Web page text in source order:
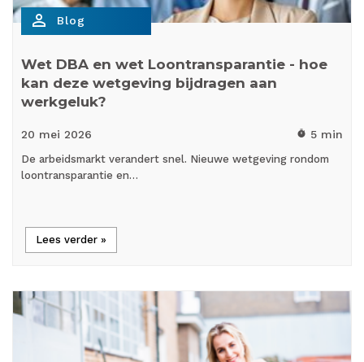
person_outline Blog
Wet DBA en wet Loontransparantie - hoe
kan deze wetgeving bijdragen aan
werkgeluk?
20 mei 2026 timer 5 min
De arbeidsmarkt verandert snel. Nieuwe wetgeving rondom
loontransparantie en…
Lees verder »